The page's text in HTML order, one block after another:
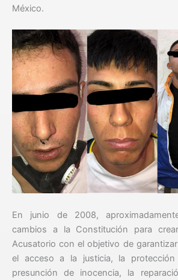
México.
En junio de 2008,
cambios a la Constitución para
Acusatorio con el objetivo de
el acceso a la justicia, la
presunción de inocencia, la